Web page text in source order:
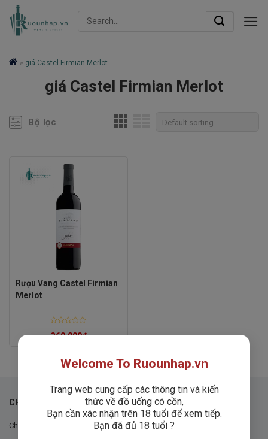
Skip
Search
» giá Castel Firmian Merlot
giá Castel Firmian Merlot
Bộ lọc
Rượu Vang Castel Firmian
Merlot
Rated
360,000₫
CHÍNH SÁCH
Chính sách chung
Welcome To Ruounhap.vn
Trang web cung cấp các thông tin và kiến
thức về đồ uống có cồn,
Bạn cần xác nhận trên 18 tuổi để xem tiếp.
Bạn đã đủ 18 tuổi ?